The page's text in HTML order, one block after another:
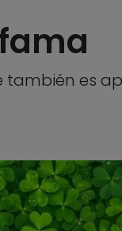
también es